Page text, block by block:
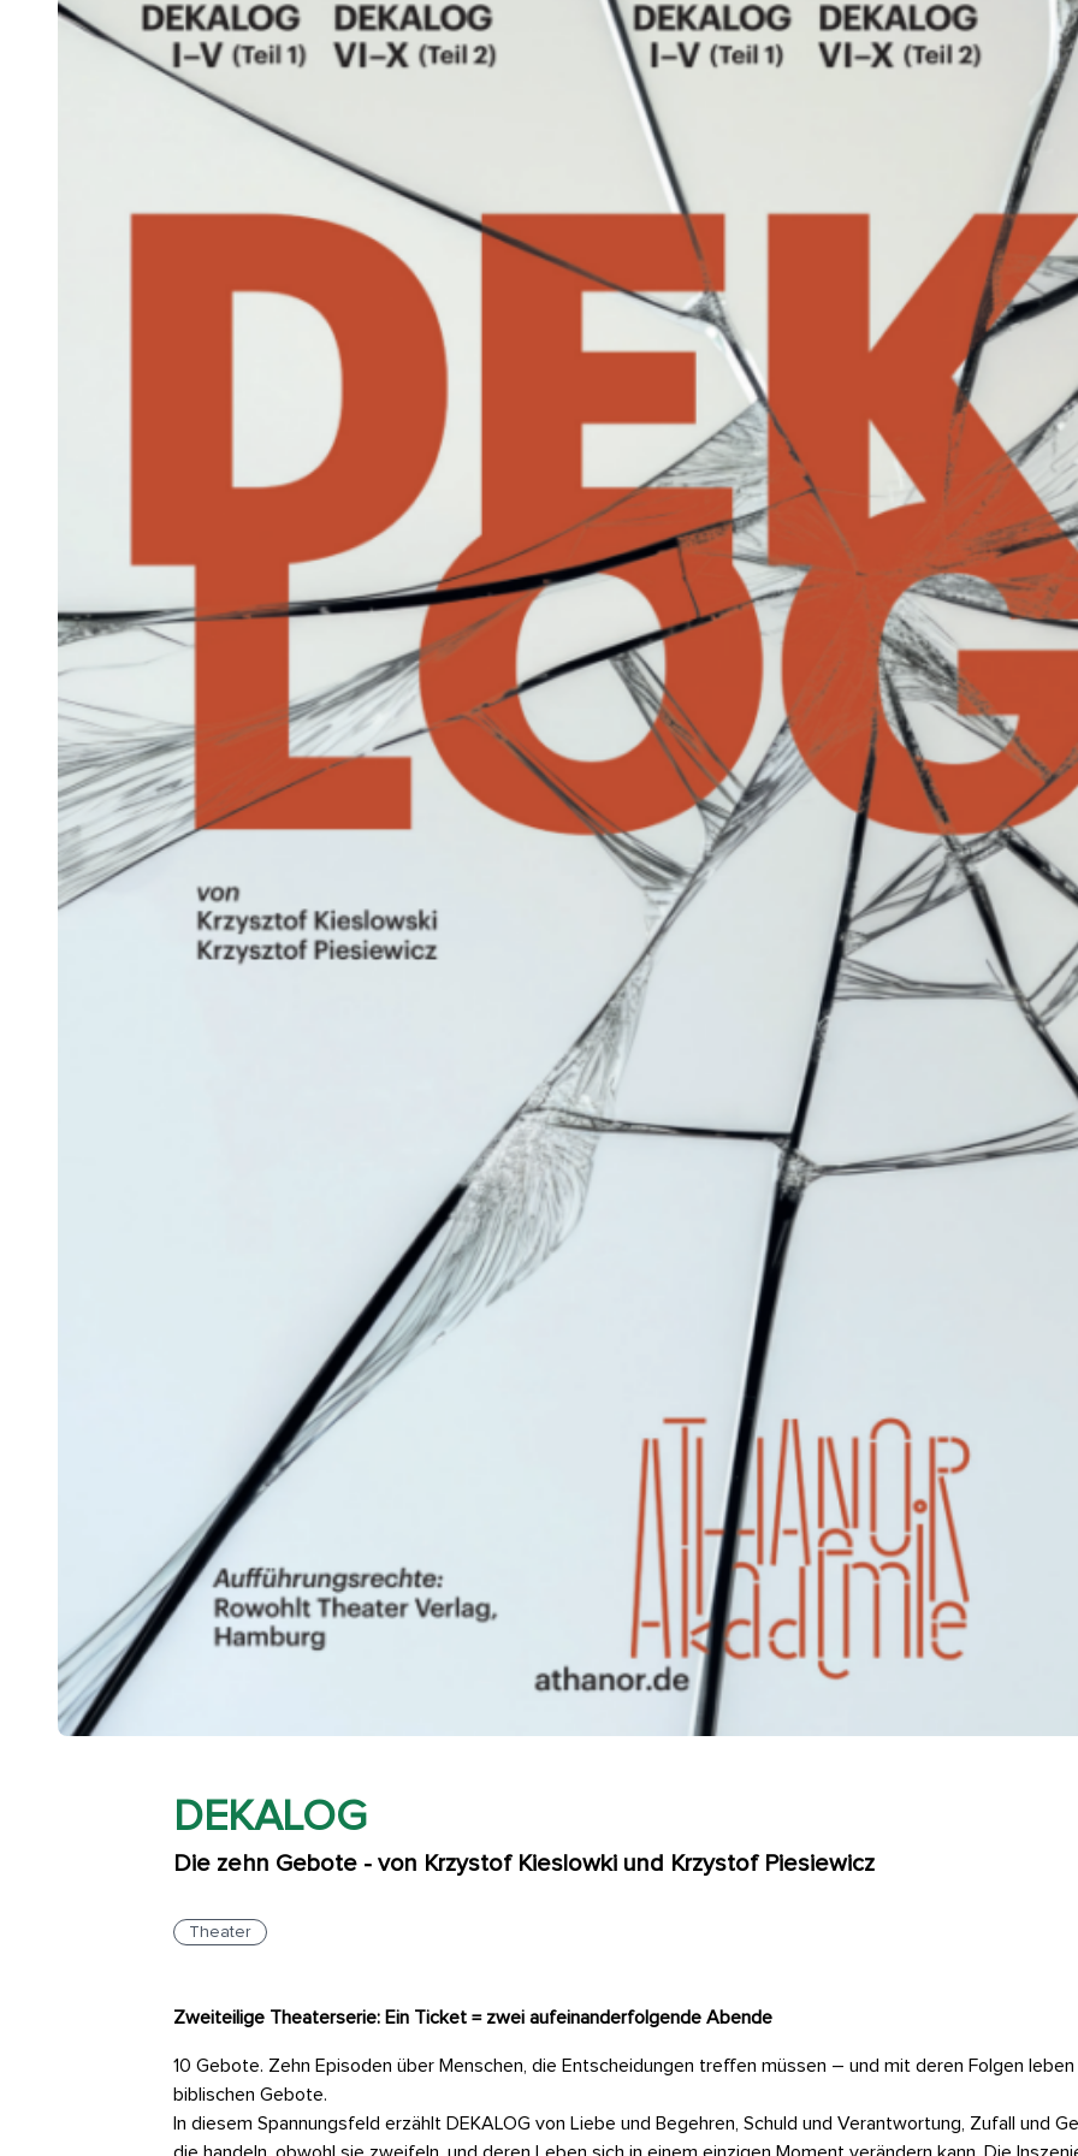
DEKALOG
Die zehn Gebote - von Krzystof Kieslowki und Krzystof Piesiewicz
Theater
Zweiteilige Theaterserie: Ein Ticket = zwei aufeinanderfolgende Abende
10 Gebote. Zehn Episoden über Menschen, die Entscheidungen treffen müssen – und mit deren Folgen
biblischen Gebote.
In diesem Spannungsfeld erzählt DEKALOG von Liebe und Begehren, Schuld und Verantwortung, Zufall und